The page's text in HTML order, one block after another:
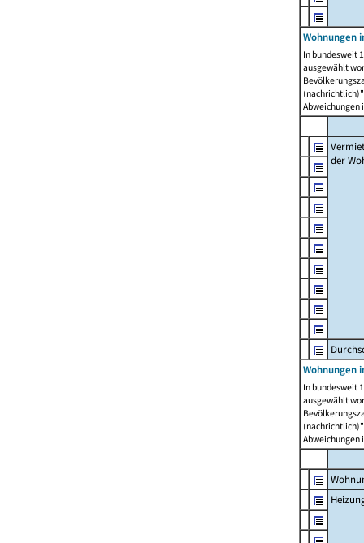
Wohnungen
In bundesweit
ausgewählt
Abweichungen
der
Wohnungen
In bundesweit
ausgewählt
Abweichungen